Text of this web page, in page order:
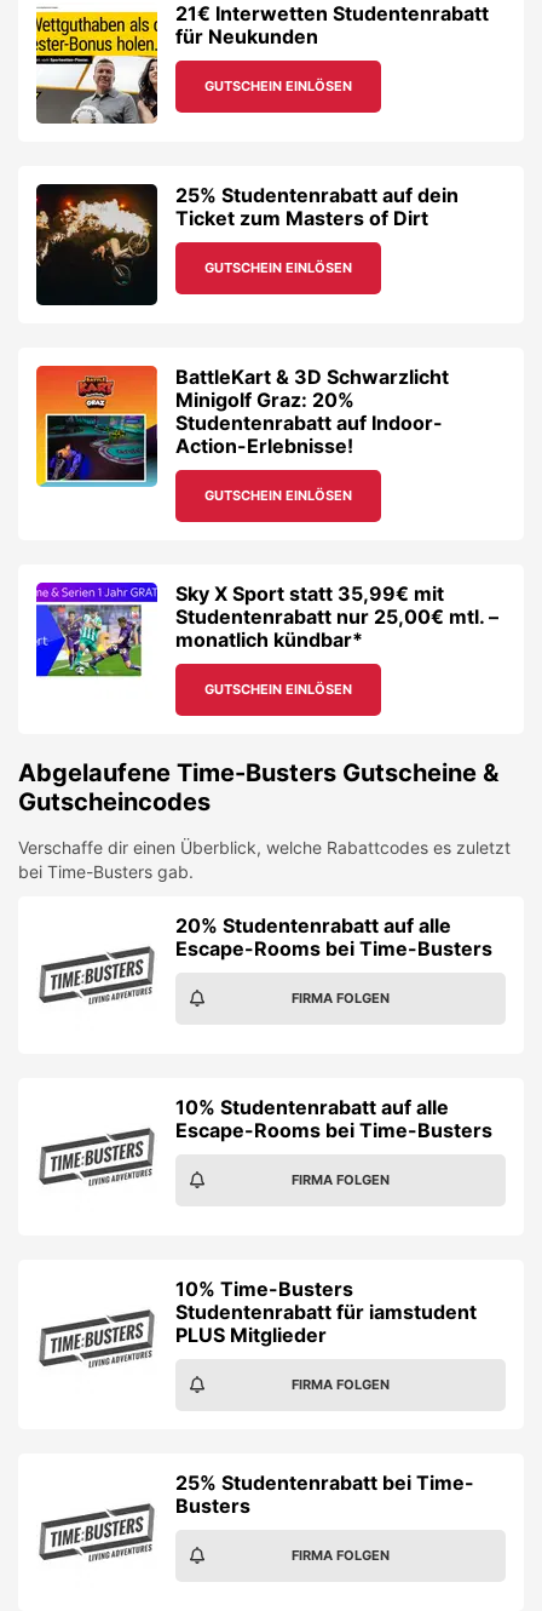
21€ Interwetten Studentenrabatt
für Neukunden
GUTSCHEIN EINLÖSEN
25% Studentenrabatt auf dein
Ticket zum Masters of Dirt
GUTSCHEIN EINLÖSEN
BattleKart & 3D Schwarzlicht
Minigolf Graz: 20%
Studentenrabatt auf Indoor-
Action-Erlebnisse!
GUTSCHEIN EINLÖSEN
Sky X Sport statt 35,99€ mit
Studentenrabatt nur 25,00€ mtl. –
monatlich kündbar*
GUTSCHEIN EINLÖSEN
Abgelaufene Time-Busters Gutscheine &
Gutscheincodes
Verschaffe dir einen Überblick, welche Rabattcodes es zuletzt
bei Time-Busters gab.
20% Studentenrabatt auf alle
Escape-Rooms bei Time-Busters
FIRMA FOLGEN
10% Studentenrabatt auf alle
Escape-Rooms bei Time-Busters
FIRMA FOLGEN
10% Time-Busters
Studentenrabatt für iamstudent
PLUS Mitglieder
FIRMA FOLGEN
25% Studentenrabatt bei Time-
Busters
FIRMA FOLGEN